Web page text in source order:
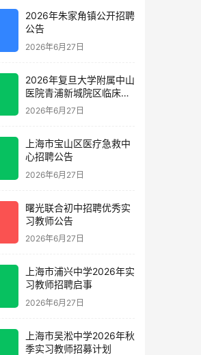
2026年朱家角镇公开招聘
公告
2026年6月27日
2026年复旦大学附属中山
医院青浦新城院区临床护
理岗位招聘启事
2026年6月27日
上海市宝山区医疗急救中
心招聘公告
2026年6月27日
曙光联合初中招聘优秀实
习教师公告
2026年6月27日
上海市浦兴中学2026年实
习教师招聘启事
2026年6月27日
上海市吴淞中学2026年秋
季实习教师招募计划